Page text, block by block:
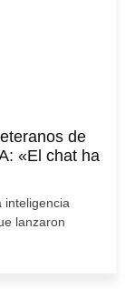
de
«El chat ha
inteligencia
lanzaron